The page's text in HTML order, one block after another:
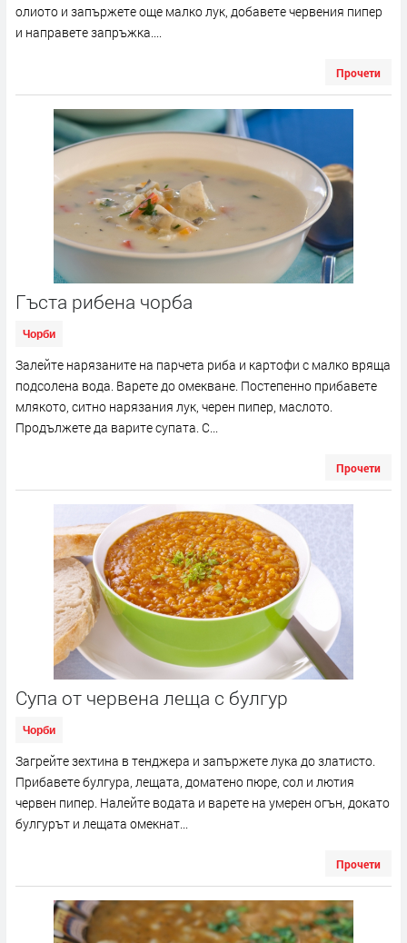
олиото и запържете още малко лук, добавете червения пипер
и направете запръжка....
Прочети
Гъста рибена чорба
Чорби
Залейте нарязаните на парчета риба и картофи с малко вряща
подсолена вода. Варете до омекване. Постепенно прибавете
млякото, ситно нарязания лук, черен пипер, маслото.
Продължете да варите супата. С...
Прочети
Супа от червена леща с булгур
Чорби
Загрейте зехтина в тенджера и запържете лука до златисто.
Прибавете булгура, лещата, доматено пюре, сол и лютия
червен пипер. Налейте водата и варете на умерен огън, докато
булгурът и лещата омекнат...
Прочети